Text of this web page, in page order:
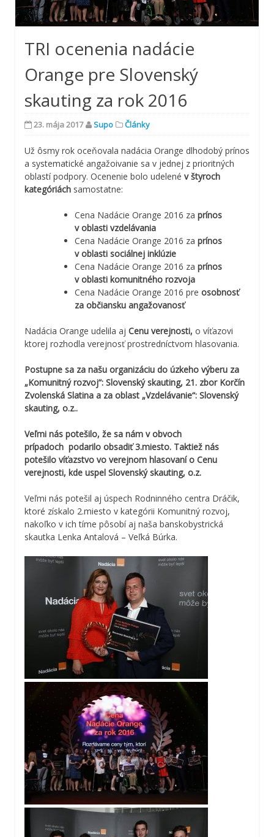
TRI ocenenia nadácie
Orange pre Slovenský
skauting za rok 2016
23. mája 2017 Supo Články
Už ôsmy rok oceňovala nadácia Orange dlhodobý prínos
a systematické angažoivanie sa v jednej z prioritných
oblastí podpory. Ocenenie bolo udelené v štyroch
kategóriách samostatne:
Cena Nadácie Orange 2016 za prínos
v oblasti vzdelávania
Cena Nadácie Orange 2016 za prínos
v oblasti sociálnej inklúzie
Cena Nadácie Orange 2016 za prínos
v oblasti komunitného rozvoja
Cena Nadácie Orange 2016 pre osobnosť
za občiansku angažovanosť
Nadácia Orange udelila aj Cenu verejnosti, o víťazovi
ktorej rozhodla verejnosť prostredníctvom hlasovania.
Postupne sa za našu organizáciu do úzkeho výberu za
„Komunitný rozvoj“: Slovenský skauting, 21. zbor Korčín
Zvolenská Slatina a za oblast „Vzdelávanie“: Slovenský
skauting, o.z..
Veľmi nás potešilo, že sa nám v obvoch
prípadoch podarilo obsadiť 3.miesto. Taktiež nás
potešilo víťazstvo vo verejnom hlasovaní o Cenu
verejnosti, kde uspel Slovenský skauting, o.z.
Veľmi nás potešil aj úspech Rodninného centra Dráčik,
ktoré získalo 2.miesto v kategórii Komunitný rozvoj,
nakoľko v ich tíme pôsobí aj naša banskobystrická
skautka Lenka Antalová – Veľká Búrka.